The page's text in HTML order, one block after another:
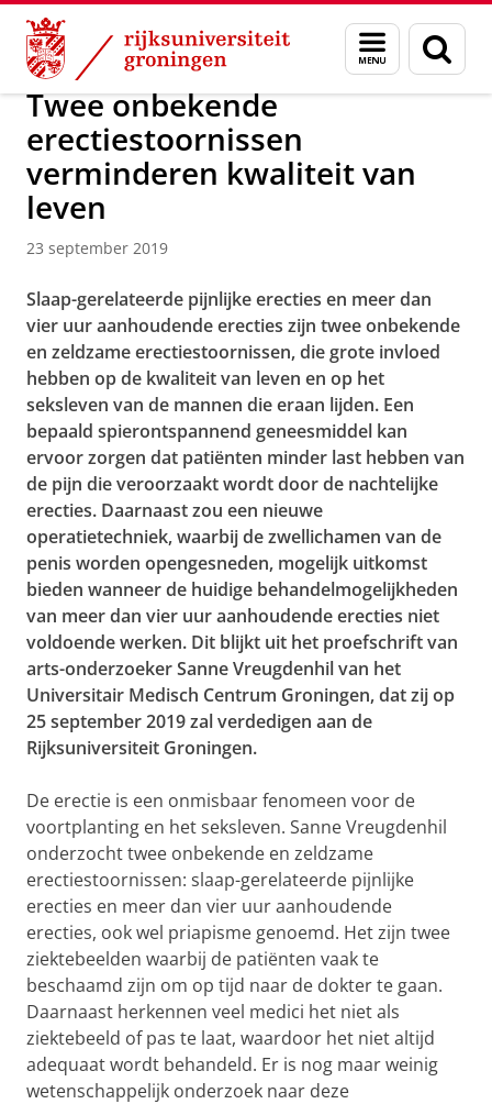
Skip
Content
Skip
Navigation
Menu
en
zoeken
Over ons Actueel Nieuws Nieuwsberichten
Twee onbekende
erectiestoornissen
verminderen kwaliteit van
leven
23 september 2019
Slaap-gerelateerde pijnlijke erecties en meer dan
vier uur aanhoudende erecties zijn twee onbekende
en zeldzame erectiestoornissen, die grote invloed
hebben op de kwaliteit van leven en op het
seksleven van de mannen die eraan lijden. Een
bepaald spierontspannend geneesmiddel kan
ervoor zorgen dat patiënten minder last hebben van
de pijn die veroorzaakt wordt door de nachtelijke
erecties. Daarnaast zou een nieuwe
operatietechniek, waarbij de zwellichamen van de
penis worden opengesneden, mogelijk uitkomst
bieden wanneer de huidige behandelmogelijkheden
van meer dan vier uur aanhoudende erecties niet
voldoende werken. Dit blijkt uit het proefschrift van
arts-onderzoeker Sanne Vreugdenhil van het
Universitair Medisch Centrum Groningen, dat zij op
25 september 2019 zal verdedigen aan de
Rijksuniversiteit Groningen.
De erectie is een onmisbaar fenomeen voor de
voortplanting en het seksleven. Sanne Vreugdenhil
onderzocht twee onbekende en zeldzame
erectiestoornissen: slaap-gerelateerde pijnlijke
erecties en meer dan vier uur aanhoudende
erecties, ook wel priapisme genoemd. Het zijn twee
ziektebeelden waarbij de patiënten vaak te
beschaamd zijn om op tijd naar de dokter te gaan.
Daarnaast herkennen veel medici het niet als
ziektebeeld of pas te laat, waardoor het niet altijd
adequaat wordt behandeld. Er is nog maar weinig
wetenschappelijk onderzoek naar deze